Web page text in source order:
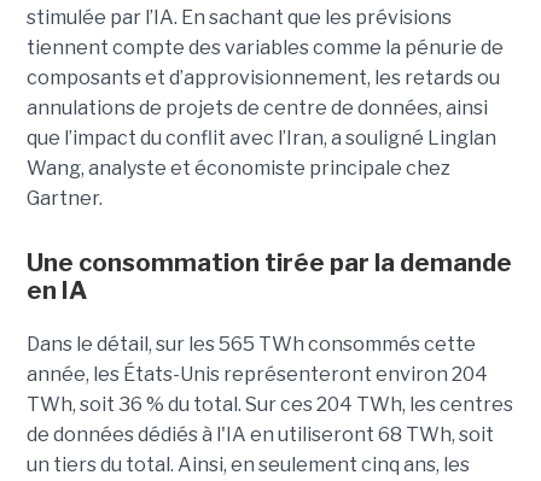
stimulée par l’IA. En sachant que les prévisions
tiennent compte des variables comme la pénurie de
composants et d’approvisionnement, les retards ou
annulations de projets de centre de données, ainsi
que l’impact du conflit avec l’Iran, a souligné Linglan
Wang, analyste et économiste principale chez
Gartner.
Une consommation tirée par la demande
en IA
Dans le détail, sur les 565 TWh consommés cette
année, les États-Unis représenteront environ 204
TWh, soit 36 ​​% du total. Sur ces 204 TWh, les centres
de données dédiés à l'IA en utiliseront 68 TWh, soit
un tiers du total. Ainsi, en seulement cinq ans, les